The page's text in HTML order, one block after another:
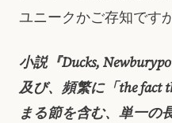
ユニークかご存知です
小説『Ducks,
及び、頻繁に「the fact
まる節を含む、単一の